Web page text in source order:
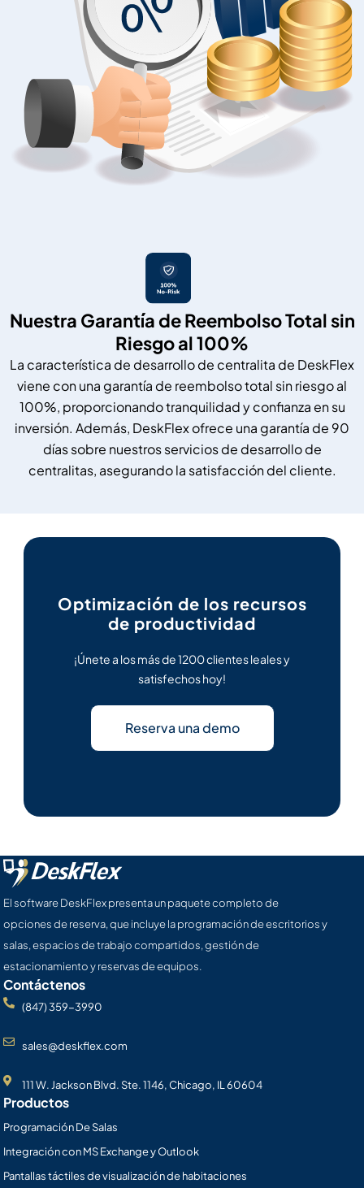
Nuestra Garantía de Reembolso Total sin
Riesgo al 100%
La característica de desarrollo de centralita de DeskFlex
viene con una garantía de reembolso total sin riesgo al
100%, proporcionando tranquilidad y confianza en su
inversión. Además, DeskFlex ofrece una garantía de 90
días sobre nuestros servicios de desarrollo de
centralitas, asegurando la satisfacción del cliente.
Optimización de los recursos
de productividad
¡Únete a los más de 1200 clientes leales y
satisfechos hoy!
Reserva una demo
El software DeskFlex presenta un paquete completo de
opciones de reserva, que incluye la programación de escritorios y
salas, espacios de trabajo compartidos, gestión de
estacionamiento y reservas de equipos.
Contáctenos
(847) 359-3990
sales@deskflex.com
111 W. Jackson Blvd. Ste. 1146, Chicago, IL 60604
Productos
Programación De Salas
Integración con MS Exchange y Outlook
Pantallas táctiles de visualización de habitaciones